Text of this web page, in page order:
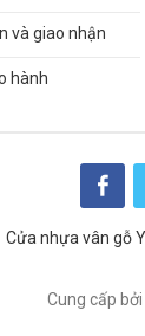
và giao nhận
hành
Cửa nhựa vân gỗ
Cung cấp bởi